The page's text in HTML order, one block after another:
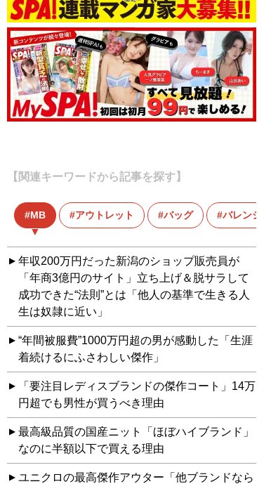
【関連キーワードから記事を探す】
MB アウトレット バッグ バレンシアガ
年収200万円だった新潟のショップ販売員が
「年商3億円のサイト」立ち上げ＆脱サラして
成功できた“法則”とは「他人の基準で生きる人
生は奴隷に近い」
“年間被服費”1000万円超の男が感動した「生涯
着続けるにふさわしい傑作」
「要注目レディスブランドの傑作コート」14万
円超でも男性が買うべき理由
最高級品質の国産ニット「ほぼハイブランド」
なのに半額以下で買える理由
ユニクロの最高傑作アウター「他ブランドなら